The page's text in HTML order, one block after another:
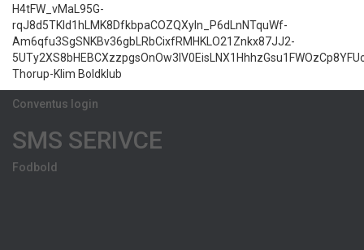
H4tFW_vMaL95G-
rqJ8d5TKld1hLMK8DfkbpaCOZQXyln_P6dLnNTquWf-
Am6qfu3SgSNKBv36gbLRbCixfRMHKLO21Znkx87JJ2-
Thorup-Klim Boldklub
Conventus login
SMS SERIVCE
Fodbold